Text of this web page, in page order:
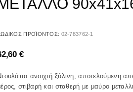
ΠΡΟΪΌΝΤΟΣ: 02-783762-1
€
ανοιχτή ξύλινη, αποτελούμενη
στιβαρή και σταθερή με μαύρο